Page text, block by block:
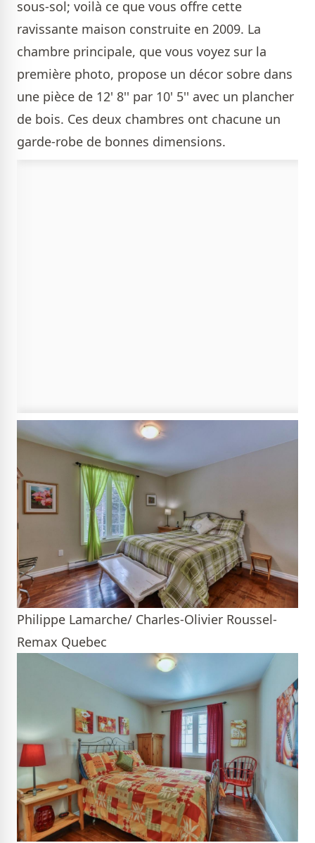
sous-sol; voilà ce que vous offre cette
ravissante maison construite en 2009. La
chambre principale, que vous voyez sur la
première photo, propose un décor sobre dans
une pièce de 12' 8'' par 10' 5'' avec un plancher
de bois. Ces deux chambres ont chacune un
garde-robe de bonnes dimensions.
Philippe Lamarche/ Charles-Olivier Roussel-
Remax Quebec